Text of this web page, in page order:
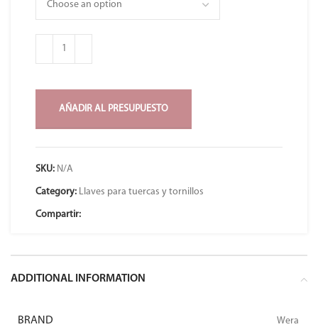
AÑADIR AL PRESUPUESTO
SKU: N/A
Category: Llaves para tuercas y tornillos
Compartir:
ADDITIONAL INFORMATION
BRAND Wera